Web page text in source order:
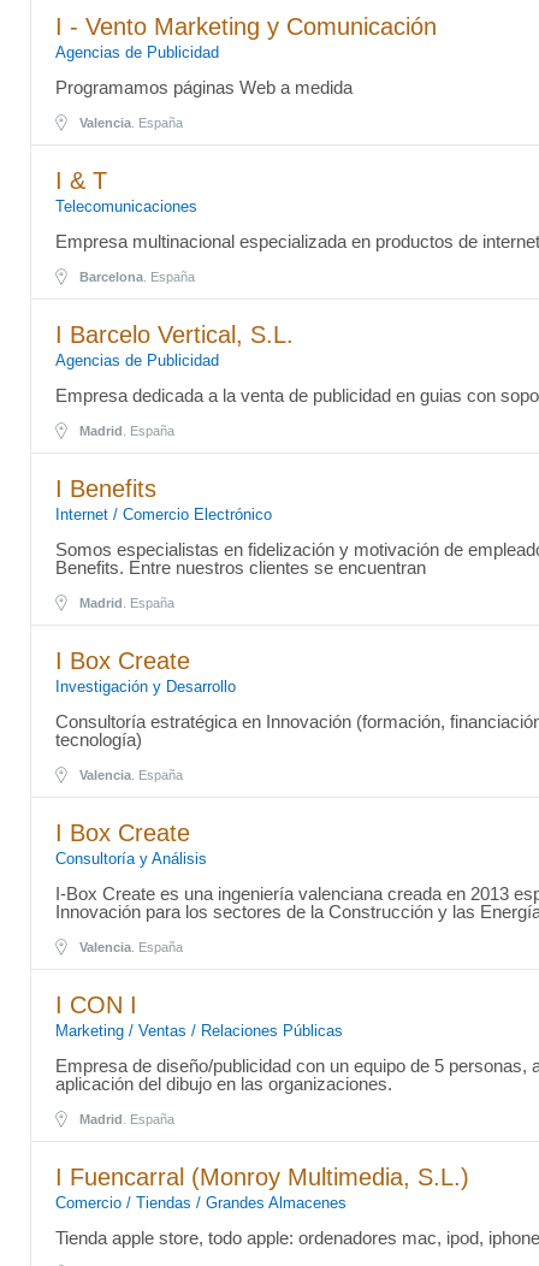
I - Vento Marketing y Comunicación
Agencias de Publicidad
Programamos páginas Web a medida
Valencia . España
I & T
Telecomunicaciones
Empresa multinacional especializada en productos de
Barcelona . España
I Barcelo Vertical, S.L.
Agencias de Publicidad
Empresa dedicada a la venta de publicidad en guias con
Madrid . España
I Benefits
Internet / Comercio Electrónico
Somos especialistas en fidelización y motivación de
Benefits. Entre nuestros clientes se encuentran
Madrid . España
I Box Create
Investigación y Desarrollo
Consultoría estratégica en Innovación (formación,
tecnología)
Valencia . España
I Box Create
Consultoría y Análisis
I-Box Create es una ingeniería valenciana creada en 2013
Innovación para los sectores de la Construcción y las
Valencia . España
I CON I
Marketing / Ventas / Relaciones Públicas
Empresa de diseño/publicidad con un equipo de 5
aplicación del dibujo en las organizaciones.
Madrid . España
I Fuencarral (Monroy Multimedia, S.L.)
Comercio / Tiendas / Grandes Almacenes
Tienda apple store, todo apple: ordenadores mac, ipod,